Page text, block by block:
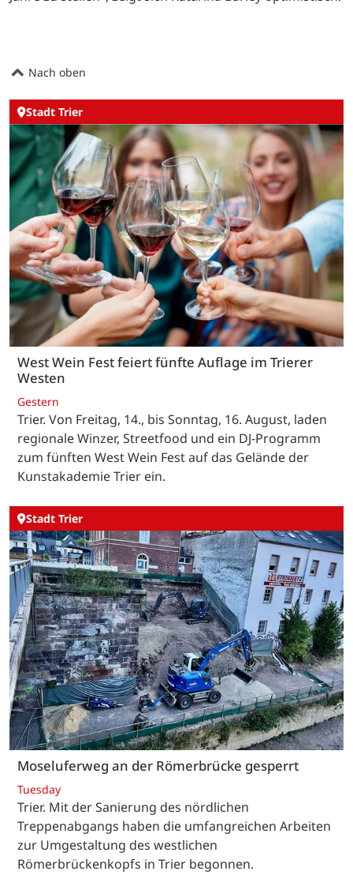
Nach oben
Stadt Trier
West Wein Fest feiert fünfte Auflage im Trierer
Westen
Gestern
Trier. Von Freitag, 14., bis Sonntag, 16. August, laden
regionale Winzer, Streetfood und ein DJ-Programm
zum fünften West Wein Fest auf das Gelände der
Kunstakademie Trier ein.
Stadt Trier
Moseluferweg an der Römerbrücke gesperrt
Tuesday
Trier. Mit der Sanierung des nördlichen
Treppenabgangs haben die umfangreichen Arbeiten
zur Umgestaltung des westlichen
Römerbrückenkopfs in Trier begonnen.